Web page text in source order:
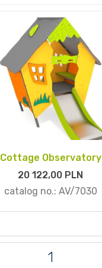
Cottage Observatory
20 122,00 PLN
catalog no.: AV/7030